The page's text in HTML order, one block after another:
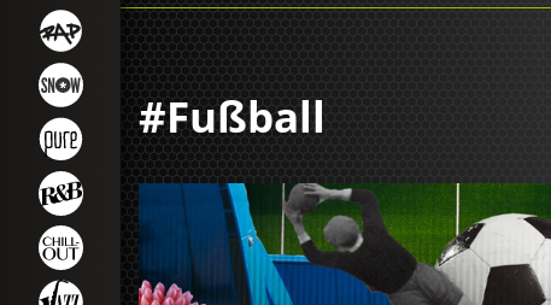
#Fußball